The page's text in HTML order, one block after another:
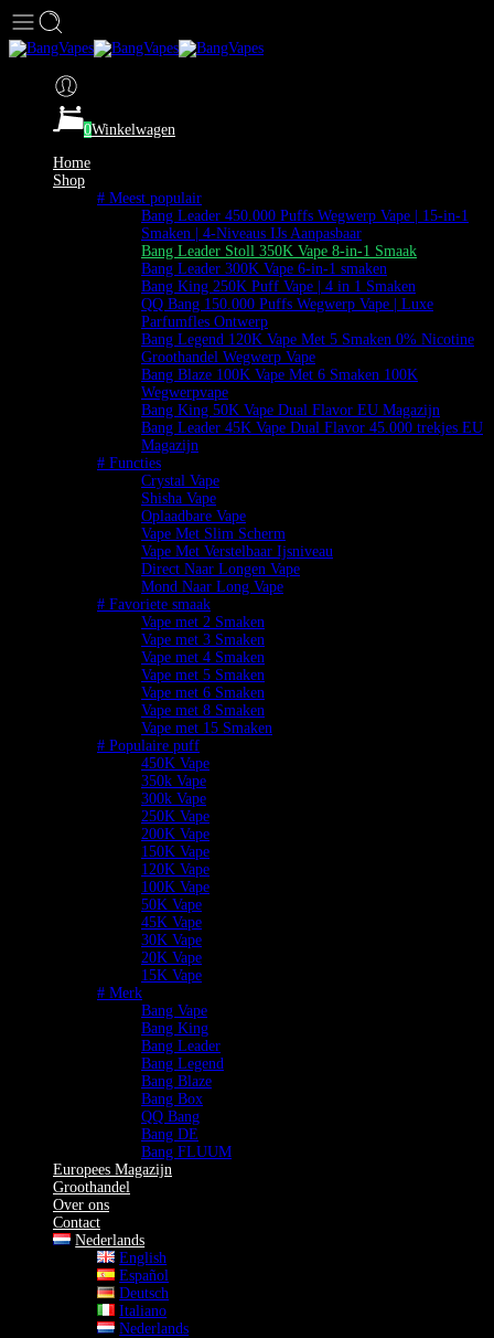
0Winkelwagen
Home
Shop
# Meest populair
Bang Leader 450.000 Puffs Wegwerp Vape | 15-in-1
Smaken | 4-Niveaus IJs Aanpasbaar
Bang Leader Stoll 350K Vape 8-in-1 Smaak
Bang Leader 300K Vape 6-in-1 smaken
Bang King 250K Puff Vape | 4 in 1 Smaken
QQ Bang 150.000 Puffs Wegwerp Vape | Luxe
Parfumfles Ontwerp
Bang Legend 120K Vape Met 5 Smaken 0% Nicotine
Groothandel Wegwerp Vape
Bang Blaze 100K Vape Met 6 Smaken 100K
Wegwerpvape
Bang King 50K Vape Dual Flavor EU Magazijn
Bang Leader 45K Vape Dual Flavor 45.000 trekjes EU
Magazijn
# Functies
Crystal Vape
Shisha Vape
Oplaadbare Vape
Vape Met Slim Scherm
Vape Met Verstelbaar Ijsniveau
Direct Naar Longen Vape
Mond Naar Long Vape
# Favoriete smaak
Vape met 2 Smaken
Vape met 3 Smaken
Vape met 4 Smaken
Vape met 5 Smaken
Vape met 6 Smaken
Vape met 8 Smaken
Vape met 15 Smaken
# Populaire puff
450K Vape
350k Vape
300k Vape
250K Vape
200K Vape
150K Vape
120K Vape
100K Vape
50K Vape
45K Vape
30K Vape
20K Vape
15K Vape
# Merk
Bang Vape
Bang King
Bang Leader
Bang Legend
Bang Blaze
Bang Box
QQ Bang
Bang DE
Bang FLUUM
Europees Magazijn
Groothandel
Over ons
Contact
Nederlands
English
Español
Deutsch
Italiano
Nederlands